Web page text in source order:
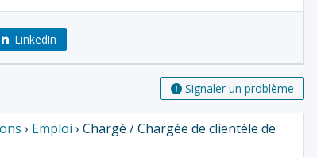
LinkedIn
Signaler un problème
› Emploi › Chargé / Chargée de clientèle de